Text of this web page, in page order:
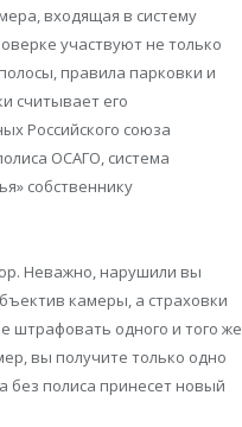
входящая в систему
участвуют не только
правила парковки и
считывает его
Российского союза
ОСАГО, система
собственнику
Неважно, нарушили вы
камеры, а страховки
штрафовать одного и того же
вы получите только одно
без полиса принесет новый